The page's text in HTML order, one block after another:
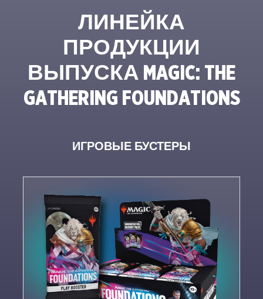
ЛИНЕЙКА
ПРОДУКЦИИ
ВЫПУСКА MAGIC: THE
GATHERING FOUNDATIONS
ИГРОВЫЕ БУСТЕРЫ